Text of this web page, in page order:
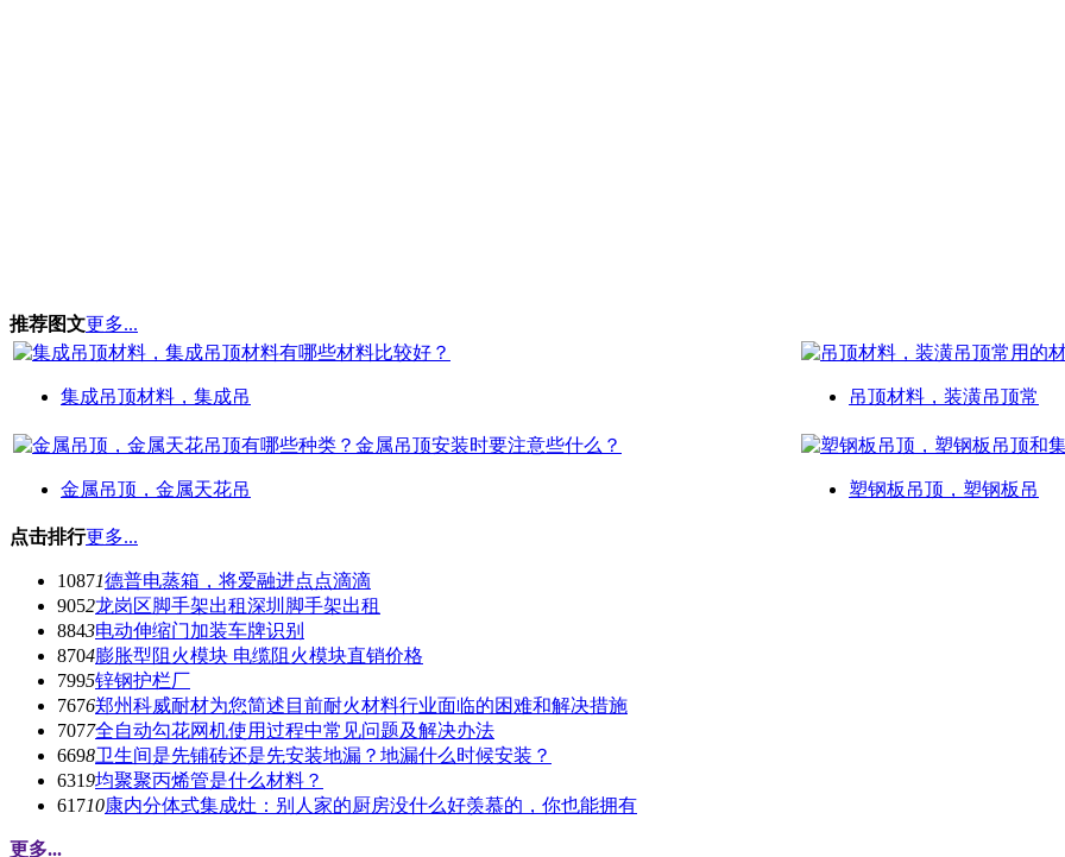
推荐图文更多...
集成吊顶材料，集成吊 吊顶材料，装潢吊顶常
金属吊顶，金属天花吊 塑钢板吊顶，塑钢板吊
点击排行更多...
10871德普电蒸箱，将爱融进点点滴滴
9052龙岗区脚手架出租深圳脚手架出租
8843电动伸缩门加装车牌识别
8704膨胀型阻火模块 电缆阻火模块直销价格
7995锌钢护栏厂
7676郑州科威耐材为您简述目前耐火材料行业面临的困难和解决措施
7077全自动勾花网机使用过程中常见问题及解决办法
6698卫生间是先铺砖还是先安装地漏？地漏什么时候安装？
6319均聚聚丙烯管是什么材料？
61710康内分体式集成灶：别人家的厨房没什么好羡慕的，你也能拥有
更多...